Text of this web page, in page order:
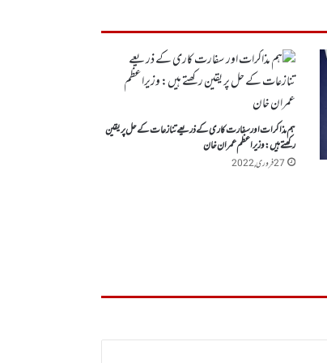
ہم مذاکرات اور سفارت کاری کے ذریعے تنازعات کے حل پر یقین
رکھتے ہیں: وزیراعظم عمران خان
27 فروری, 2022